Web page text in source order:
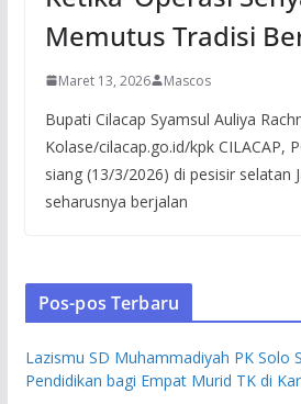
Memutus Tradisi
Maret 13, 2026 Mascos
Bupati Cilacap Syamsul Auliya
Kolase/cilacap.go.id/kpk CILACAP,
siang (13/3/2026) di pesisir selatan
seharusnya berjalan
Pos-pos Terbaru
Lazismu SD Muhammadiyah PK Solo
Pendidikan bagi Empat Murid TK di